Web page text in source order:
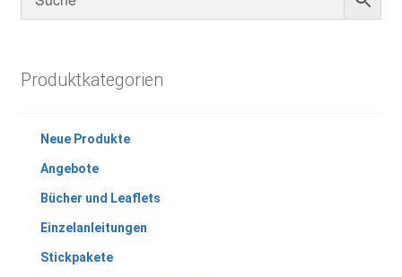
Produktkategorien
Neue Produkte
Angebote
Bücher und Leaflets
Einzelanleitungen
Stickpakete